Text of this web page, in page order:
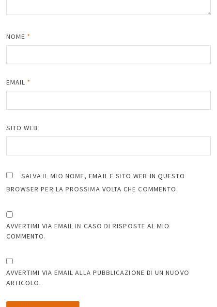
NOME *
EMAIL *
SITO WEB
SALVA IL MIO NOME, EMAIL E SITO WEB IN QUESTO
BROWSER PER LA PROSSIMA VOLTA CHE COMMENTO.
AVVERTIMI VIA EMAIL IN CASO DI RISPOSTE AL MIO
COMMENTO.
AVVERTIMI VIA EMAIL ALLA PUBBLICAZIONE DI UN NUOVO
ARTICOLO.